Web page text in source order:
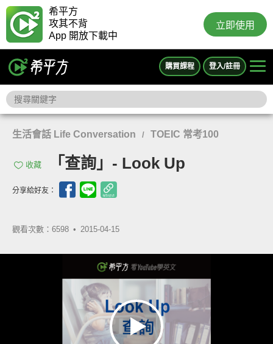
希平方
攻其不背
App 開放下載中
立即使用
購買課程 登入/註冊
生活會話 Life Conversation / TOEIC 常考100
收藏 「查詢」- Look Up
分享給好友：
觀看次數：6598 • 2015-04-15